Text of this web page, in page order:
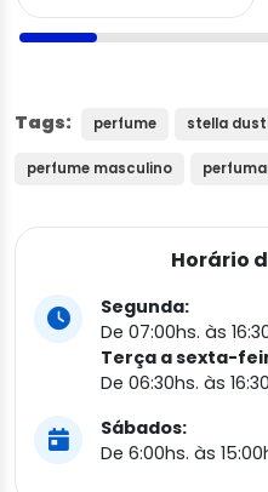
Tags: perfume stella
perfume masculino
Horário
Segunda:
De 07:00hs. às
Terça a sexta-
De 06:30hs. às
Sábados:
De 6:00hs. às